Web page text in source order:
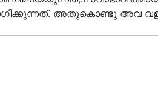
അതുകൊണ്ടു അവ